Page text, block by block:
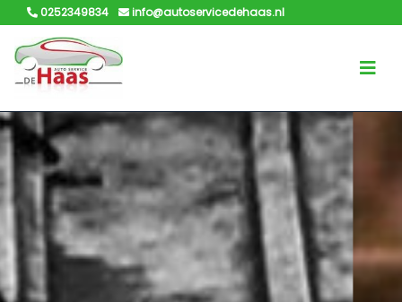
0252349834 info@autoservicedehaas.nl